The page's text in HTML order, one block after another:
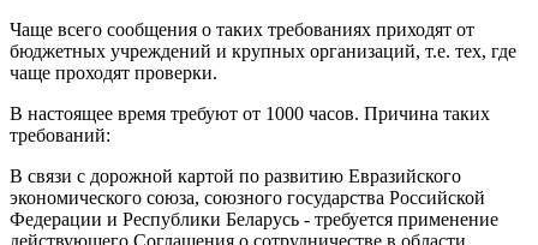
Чаще всего сообщения о таких требованиях приходят от
бюджетных учреждений и крупных организаций, т.е. тех, где
чаще проходят проверки.
В настоящее время требуют от 1000 часов. Причина таких
требований:
В связи с дорожной картой по развитию Евразийского
экономического союза, союзного государства Российской
Федерации и Республики Беларусь - требуется применение